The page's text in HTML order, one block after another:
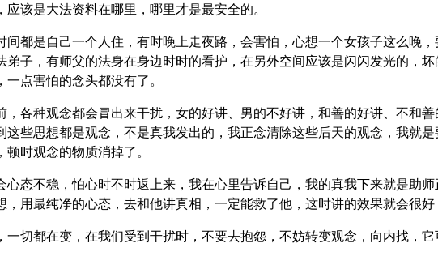
应该是大法资料在哪里，哪里才是最安全的。
间都是自己一个人住，有时晚上走夜路，会害怕，心想一个女孩子这么晚
弟子，有师父的法身在身边时时的看护，在另外空间应该是闪闪发光的，
一点害怕的念头都没有了。
，各种观念都会冒出来干扰，女的好讲、男的不好讲，和善的好讲、不和
些思想都是观念，不是真我发出的，我正念清除这些后天的观念，我就
顿时观念的物质消掉了。
心态不稳，怕心时不时返上来，我在心里告诉自己，我的真我下来就是助
，用最纯净的心态，去和他讲真相，一定能救了他，这时讲的效果就会很好
一切都在变，在我们受到干扰时，不要去抱怨，不妨转变观念，向内找，它